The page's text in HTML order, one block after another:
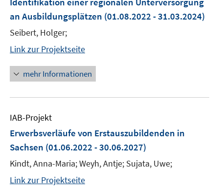
an Ausbildungsplätzen (01.08.2022 - 31.03.2024)
Seibert, Holger;
Link zur Projektseite
mehr Informationen
IAB-Projekt
Erwerbsverläufe von Erstauszubildenden in
Sachsen (01.06.2022 - 30.06.2027)
Kindt, Anna-Maria; Weyh, Antje; Sujata, Uwe;
Link zur Projektseite